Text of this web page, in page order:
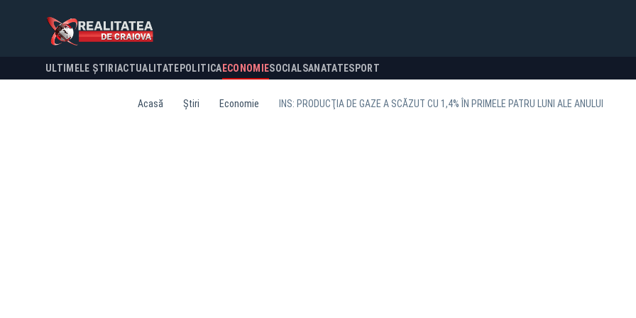
ULTIMELE ȘTIRI ACTUALITATE POLITICA ECONOMIESOCIALSANATATESPORT
Acasă Știri Economie INS: PRODUCŢIA DE GAZE A SCĂZUT CU 1,4% ÎN PRIMELE PATRU LUNI ALE ANULUI